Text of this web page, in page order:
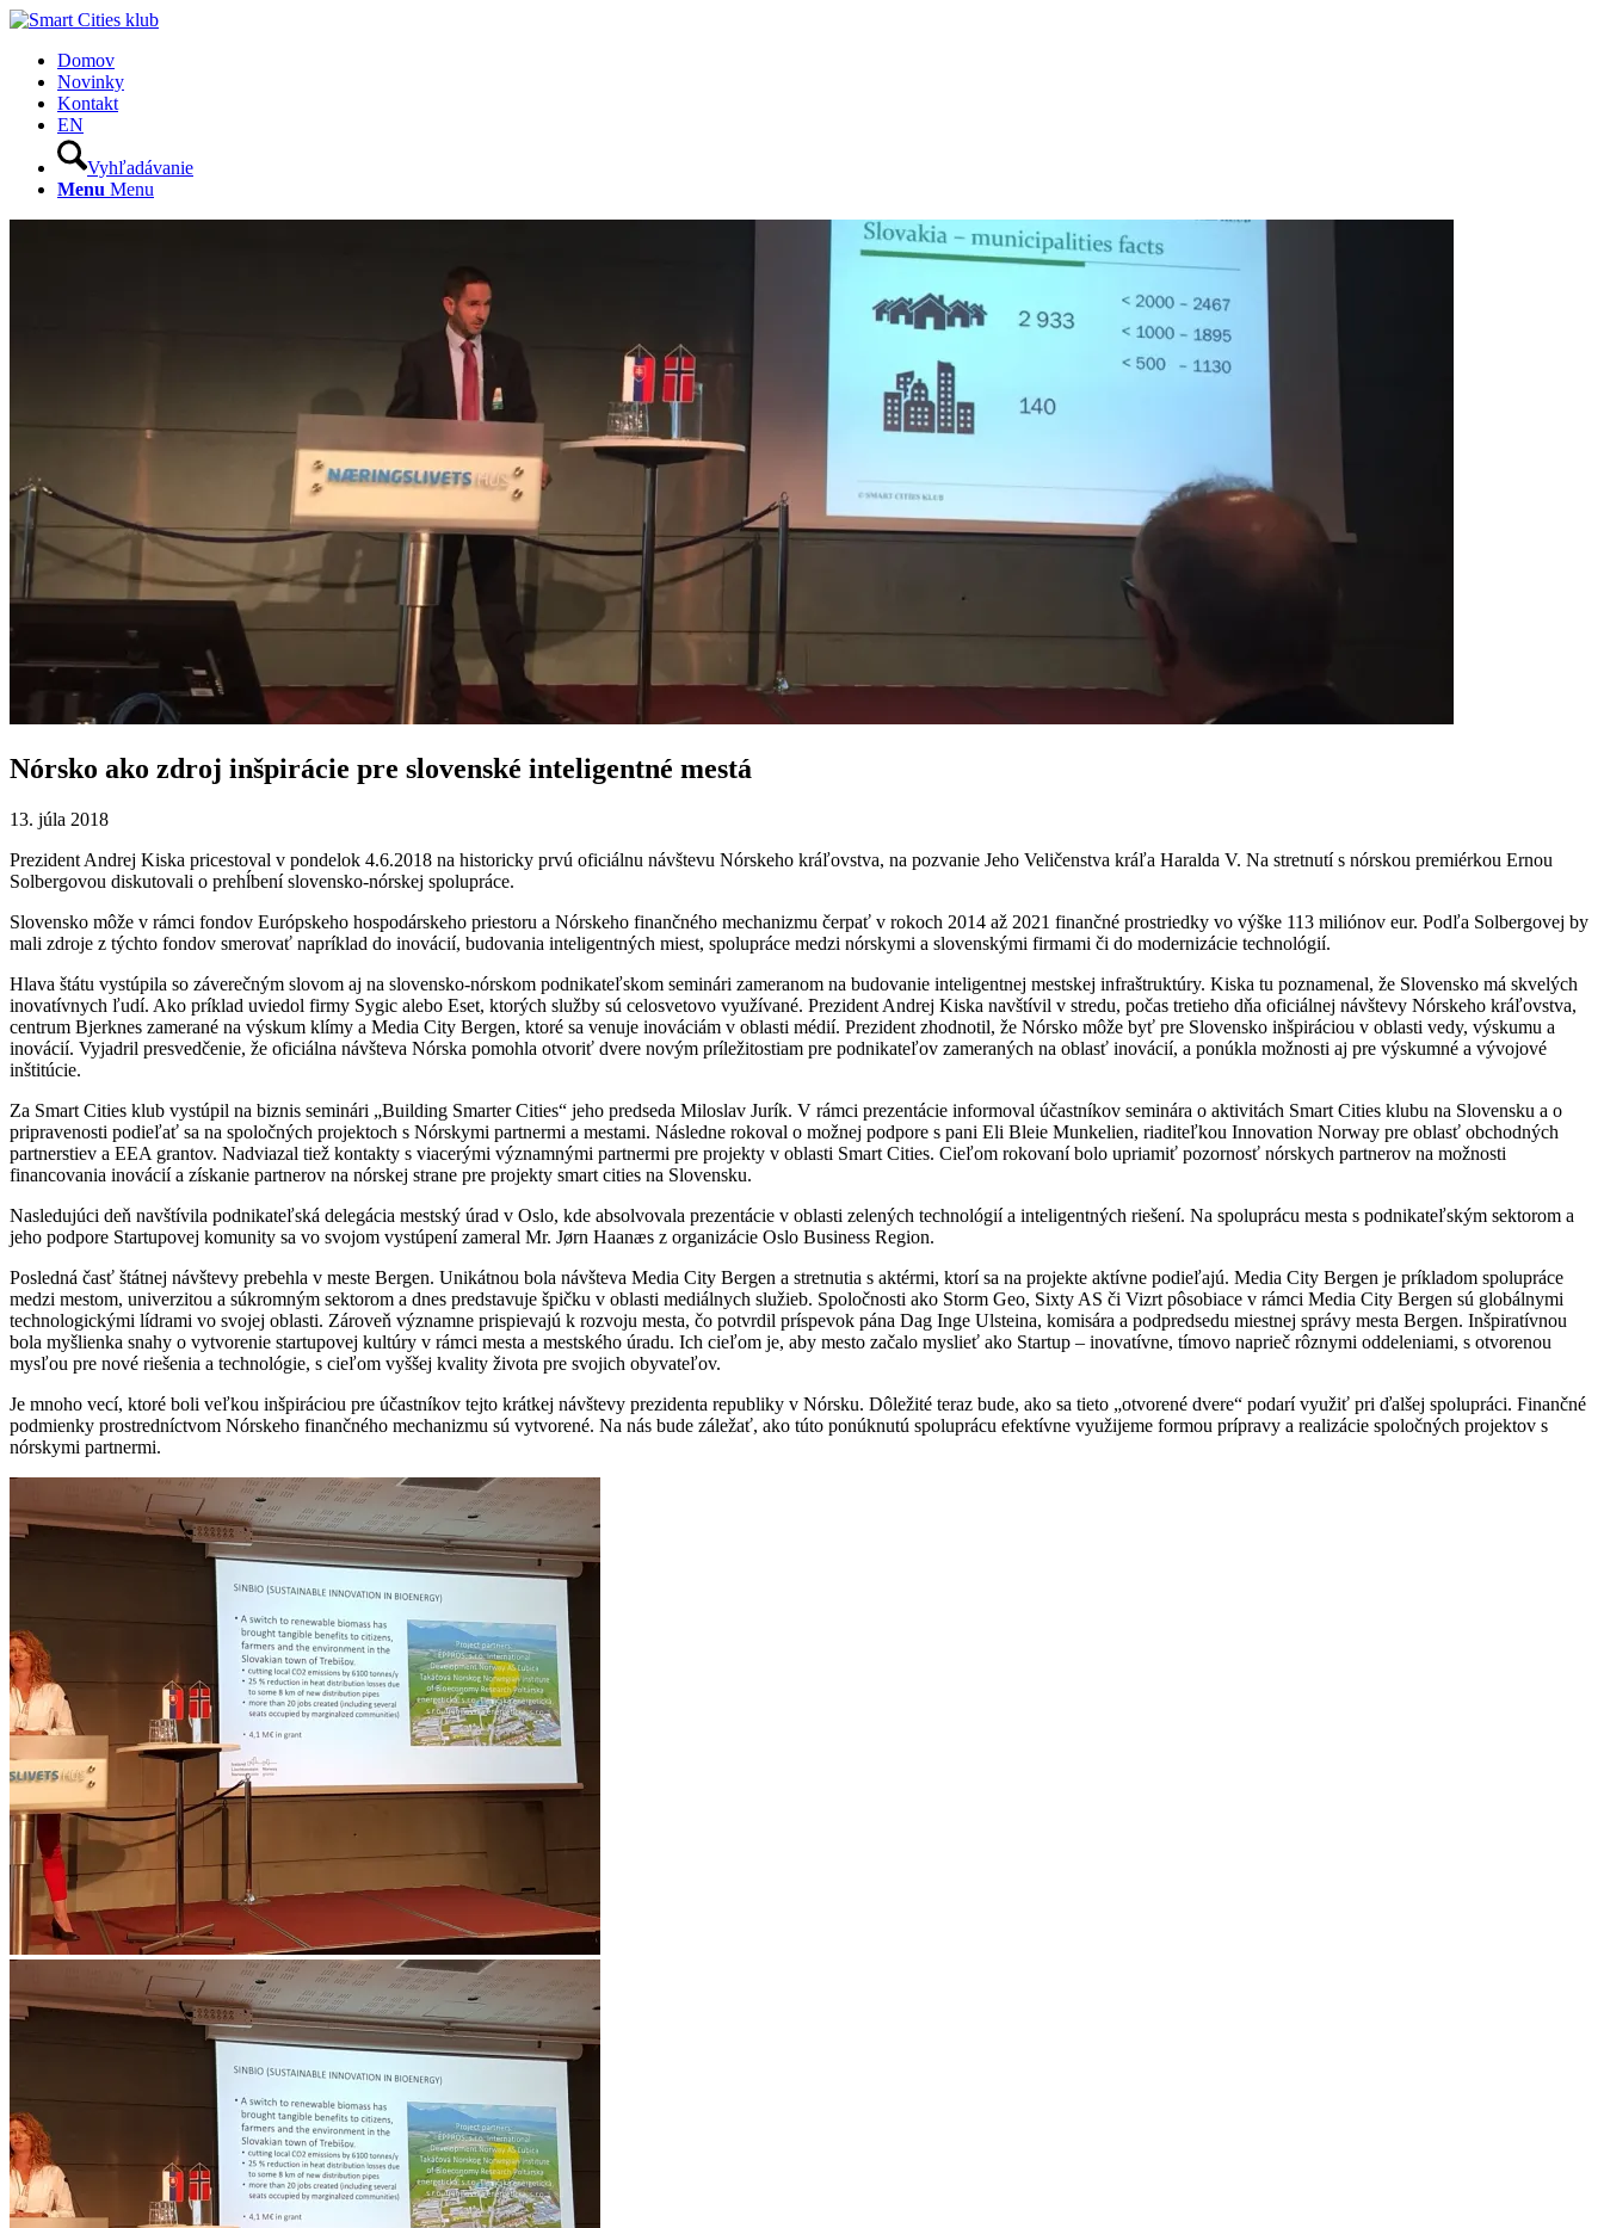
Domov
Novinky
Kontakt
EN
Vyhľadávanie
Menu Menu
Nórsko ako zdroj inšpirácie pre slovenské inteligentné mestá
13. júla 2018
Prezident Andrej Kiska pricestoval v pondelok 4.6.2018 na historicky prvú oficiálnu návštevu Nórskeho kráľovstva, na pozvanie Jeho Veličenstva kráľa Haralda V. Na stretnutí s nórskou premiérkou Ernou
Solbergovou diskutovali o prehĺbení slovensko-nórskej spolupráce.
Slovensko môže v rámci fondov Európskeho hospodárskeho priestoru a Nórskeho finančného mechanizmu čerpať v rokoch 2014 až 2021 finančné prostriedky vo výške 113 miliónov eur. Podľa Solbergovej by
mali zdroje z týchto fondov smerovať napríklad do inovácií, budovania inteligentných miest, spolupráce medzi nórskymi a slovenskými firmami či do modernizácie technológií.
Hlava štátu vystúpila so záverečným slovom aj na slovensko-nórskom podnikateľskom seminári zameranom na budovanie inteligentnej mestskej infraštruktúry. Kiska tu poznamenal, že Slovensko má skvelých
inovatívnych ľudí. Ako príklad uviedol firmy Sygic alebo Eset, ktorých služby sú celosvetovo využívané. Prezident Andrej Kiska navštívil v stredu, počas tretieho dňa oficiálnej návštevy Nórskeho kráľovstva,
centrum Bjerknes zamerané na výskum klímy a Media City Bergen, ktoré sa venuje inováciám v oblasti médií. Prezident zhodnotil, že Nórsko môže byť pre Slovensko inšpiráciou v oblasti vedy, výskumu a
inovácií. Vyjadril presvedčenie, že oficiálna návšteva Nórska pomohla otvoriť dvere novým príležitostiam pre podnikateľov zameraných na oblasť inovácií, a ponúkla možnosti aj pre výskumné a vývojové
inštitúcie.
Za Smart Cities klub vystúpil na biznis seminári „Building Smarter Cities“ jeho predseda Miloslav Jurík. V rámci prezentácie informoval účastníkov seminára o aktivitách Smart Cities klubu na Slovensku a o
pripravenosti podieľať sa na spoločných projektoch s Nórskymi partnermi a mestami. Následne rokoval o možnej podpore s pani Eli Bleie Munkelien, riaditeľkou Innovation Norway pre oblasť obchodných
partnerstiev a EEA grantov. Nadviazal tiež kontakty s viacerými významnými partnermi pre projekty v oblasti Smart Cities. Cieľom rokovaní bolo upriamiť pozornosť nórskych partnerov na možnosti
financovania inovácií a získanie partnerov na nórskej strane pre projekty smart cities na Slovensku.
Nasledujúci deň navštívila podnikateľská delegácia mestský úrad v Oslo, kde absolvovala prezentácie v oblasti zelených technológií a inteligentných riešení. Na spoluprácu mesta s podnikateľským sektorom a
jeho podpore Startupovej komunity sa vo svojom vystúpení zameral Mr. Jørn Haanæs z organizácie Oslo Business Region.
Posledná časť štátnej návštevy prebehla v meste Bergen. Unikátnou bola návšteva Media City Bergen a stretnutia s aktérmi, ktorí sa na projekte aktívne podieľajú. Media City Bergen je príkladom spolupráce
medzi mestom, univerzitou a súkromným sektorom a dnes predstavuje špičku v oblasti mediálnych služieb. Spoločnosti ako Storm Geo, Sixty AS či Vizrt pôsobiace v rámci Media City Bergen sú globálnymi
technologickými lídrami vo svojej oblasti. Zároveň významne prispievajú k rozvoju mesta, čo potvrdil príspevok pána Dag Inge Ulsteina, komisára a podpredsedu miestnej správy mesta Bergen. Inšpiratívnou
bola myšlienka snahy o vytvorenie startupovej kultúry v rámci mesta a mestského úradu. Ich cieľom je, aby mesto začalo myslieť ako Startup – inovatívne, tímovo naprieč rôznymi oddeleniami, s otvorenou
mysľou pre nové riešenia a technológie, s cieľom vyššej kvality života pre svojich obyvateľov.
Je mnoho vecí, ktoré boli veľkou inšpiráciou pre účastníkov tejto krátkej návštevy prezidenta republiky v Nórsku. Dôležité teraz bude, ako sa tieto „otvorené dvere“ podarí využiť pri ďalšej spolupráci. Finančné
podmienky prostredníctvom Nórskeho finančného mechanizmu sú vytvorené. Na nás bude záležať, ako túto ponúknutú spoluprácu efektívne využijeme formou prípravy a realizácie spoločných projektov s
nórskymi partnermi.